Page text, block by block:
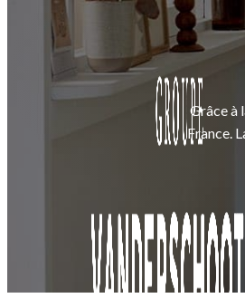
Grâce à
France.